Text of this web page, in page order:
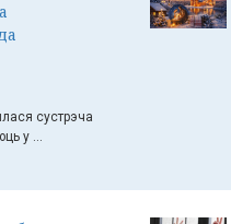
сустрэча
у ...